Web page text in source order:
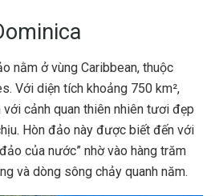
nằm ở vùng Caribbean, thuộc
Với diện tích khoảng 750 km²,
cảnh quan thiên nhiên tươi đẹp
Hòn đảo này được biết đến với
của nước” nhờ vào hàng trăm
và dòng sông chảy quanh năm.